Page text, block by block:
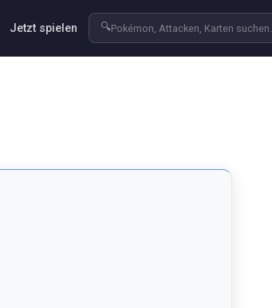
Jetzt spielen 🔍Pokémon, Attacken, Karten suchen...